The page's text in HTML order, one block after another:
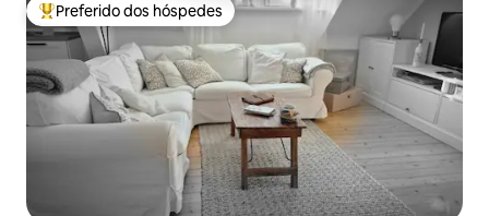
Entre os melhores preferidos dos hóspedes
Preferido dos hóspedes